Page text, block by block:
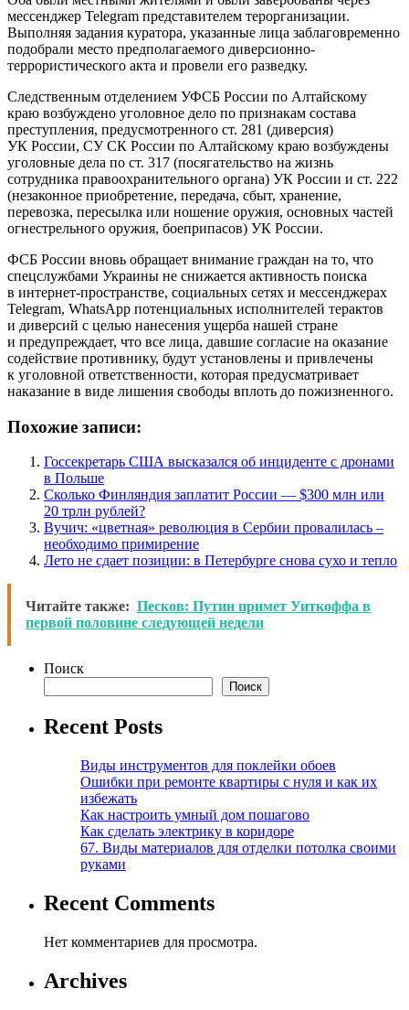
мессенджер Telegram представителем терорганизации.
Выполняя задания куратора, указанные лица заблаговременно
подобрали место предполагаемого диверсионно-
террористического акта и провели его разведку.
Следственным отделением УФСБ России по Алтайскому
краю возбуждено уголовное дело по признакам состава
преступления, предусмотренного ст. 281 (диверсия)
УК России, СУ СК России по Алтайскому краю возбуждены
уголовные дела по ст. 317 (посягательство на жизнь
сотрудника правоохранительного органа) УК России и ст. 222
(незаконное приобретение, передача, сбыт, хранение,
перевозка, пересылка или ношение оружия, основных частей
огнестрельного оружия, боеприпасов) УК России.
ФСБ России вновь обращает внимание граждан на то, что
спецслужбами Украины не снижается активность поиска
в интернет-пространстве, социальных сетях и мессенджерах
Telegram, WhatsApp потенциальных исполнителей терактов
и диверсий с целью нанесения ущерба нашей стране
и предупреждает, что все лица, давшие согласие на оказание
содействие противнику, будут установлены и привлечены
к уголовной ответственности, которая предусматривает
наказание в виде лишения свободы вплоть до пожизненного.
Похожие записи:
Госсекретарь США высказался об инциденте с дронами
в Польше
Сколько Финляндия заплатит России — $300 млн или
20 трлн рублей?
Вучич: «цветная» революция в Сербии провалилась –
необходимо примирение
Лето не сдает позиции: в Петербурге снова сухо и тепло
Читайте также: Песков: Путин примет Уиткоффа в
первой половине следующей недели
Поиск
Поиск
Recent Posts
Виды инструментов для поклейки обоев
Ошибки при ремонте квартиры с нуля и как их
избежать
Как настроить умный дом пошагово
Как сделать электрику в коридоре
67. Виды материалов для отделки потолка своими
руками
Recent Comments
Нет комментариев для просмотра.
Archives